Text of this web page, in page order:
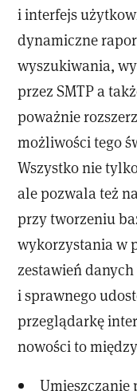
i interfejs
dynamiczne
wyszukiwania,
przez SMTP a
poważnie
możliwości tego
Wszystko nie
ale pozwala też
przy tworzeniu
wykorzystania w
zestawień
i sprawnego
przeglądarkę
nowości to